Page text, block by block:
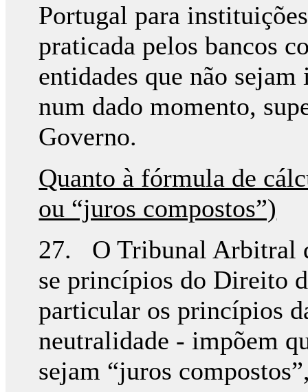
Portugal para
praticada pelos bancos
entidades que não
num dado momento,
Governo.
Quanto à fórmula de
ou “juros compostos”)
27. O Tribunal Arbitral
se princípios do Direito
particular os princípios
neutralidade - impõem
sejam “juros